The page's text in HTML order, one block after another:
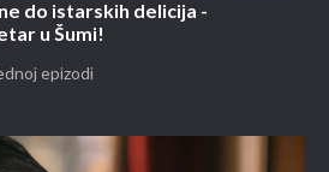
do istarskih delicija -
u Šumi!
epizodi